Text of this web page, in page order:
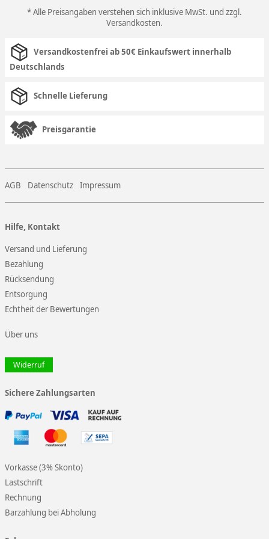
* Alle Preisangaben verstehen sich inklusive MwSt. und zzgl.
Versandkosten.
Versandkostenfrei ab 50€ Einkaufswert innerhalb
Deutschlands
Schnelle Lieferung
Preisgarantie
AGB Datenschutz Impressum
Hilfe, Kontakt
Versand und Lieferung
Bezahlung
Rücksendung
Entsorgung
Echtheit der Bewertungen
Über uns
Widerruf
Sichere Zahlungsarten
Vorkasse (3% Skonto)
Lastschrift
Rechnung
Barzahlung bei Abholung